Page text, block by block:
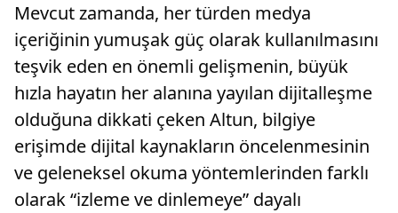
Mevcut zamanda, her türden medya
içeriğinin yumuşak güç olarak kullanılmasını
teşvik eden en önemli gelişmenin, büyük
hızla hayatın her alanına yayılan dijitalleşme
olduğuna dikkati çeken Altun, bilgiye
erişimde dijital kaynakların öncelenmesinin
ve geleneksel okuma yöntemlerinden farklı
olarak “izleme ve dinlemeye” dayalı